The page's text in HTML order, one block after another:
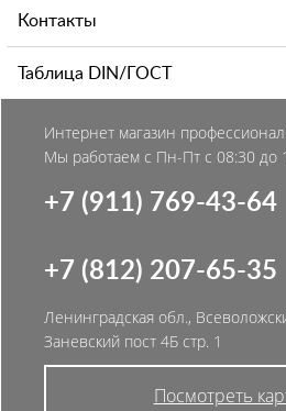
Контакты
Таблица DIN/ГОСТ
Интернет магазин
Мы работаем с Пн-Пт с 08:30 до
+7 (911) 769-43-64
+7 (812) 207-65-35
Ленинградская обл.,
Заневский пост 4Б стр. 1
Посмотреть